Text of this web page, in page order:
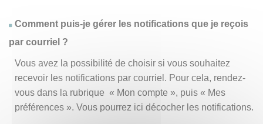
Comment puis-je gérer les notifications que je reçois
par courriel ?
Vous avez la possibilité de choisir si vous souhaitez
recevoir les notifications par courriel. Pour cela, rendez-
vous dans la rubrique « Mon compte », puis « Mes
préférences ». Vous pourrez ici décocher les notifications.